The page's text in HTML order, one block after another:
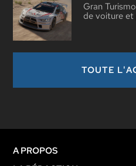
Gran
de voiture et
TOUTE
A PROPOS